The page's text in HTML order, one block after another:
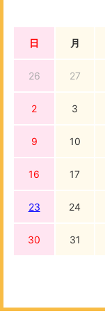
日 月
26 27
2 3
9 10
16 17
23 24
30 31